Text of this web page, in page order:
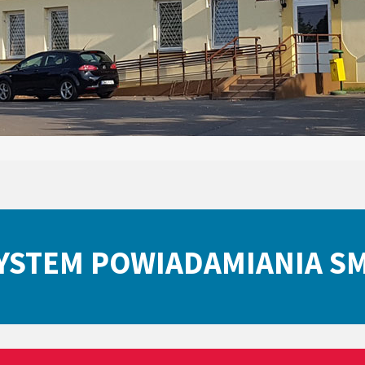
POWIADAMIANIA